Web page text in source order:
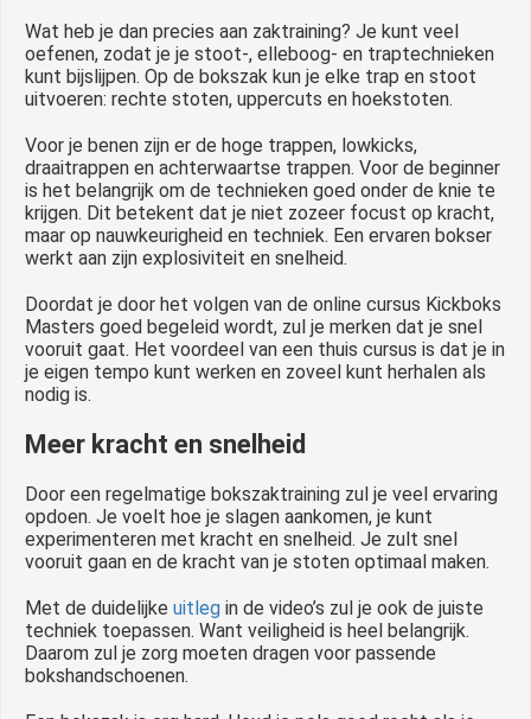
Wat heb je dan precies aan zaktraining? Je kunt veel
oefenen, zodat je je stoot-, elleboog- en traptechnieken
kunt bijslijpen. Op de bokszak kun je elke trap en stoot
uitvoeren: rechte stoten, uppercuts en hoekstoten.
Voor je benen zijn er de hoge trappen, lowkicks,
draaitrappen en achterwaartse trappen. Voor de beginner
is het belangrijk om de technieken goed onder de knie te
krijgen. Dit betekent dat je niet zozeer focust op kracht,
maar op nauwkeurigheid en techniek. Een ervaren bokser
werkt aan zijn explosiviteit en snelheid.
Doordat je door het volgen van de online cursus Kickboks
Masters goed begeleid wordt, zul je merken dat je snel
vooruit gaat. Het voordeel van een thuis cursus is dat je in
je eigen tempo kunt werken en zoveel kunt herhalen als
nodig is.
Meer kracht en snelheid
Door een regelmatige bokszaktraining zul je veel ervaring
opdoen. Je voelt hoe je slagen aankomen, je kunt
experimenteren met kracht en snelheid. Je zult snel
vooruit gaan en de kracht van je stoten optimaal maken.
Met de duidelijke uitleg in de video’s zul je ook de juiste
techniek toepassen. Want veiligheid is heel belangrijk.
Daarom zul je zorg moeten dragen voor passende
bokshandschoenen.